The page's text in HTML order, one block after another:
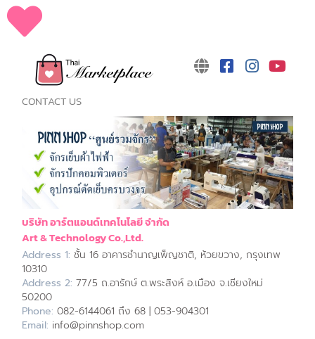
CONTACT US
บริษัท อาร์ตแอนด์เทคโนโลยี จำกัด
Art & Technology Co.,Ltd.
Address 1: ชั้น 16 อาคารชำนาญเพ็ญชาติ, ห้วยขวาง, กรุงเทพ
10310
Address 2: 77/5 ถ.อารักษ์ ต.พระสิงห์ อ.เมือง จ.เชียงใหม่
50200
Phone: 082-6144061 ถึง 68 | 053-904301
Email: info@pinnshop.com